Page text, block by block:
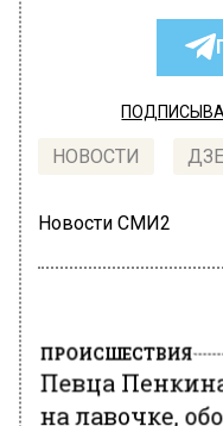
НОВОСТИ
Новости СМИ2
ПРОИСШЕСТВИЯ
Певца
на лавочке,